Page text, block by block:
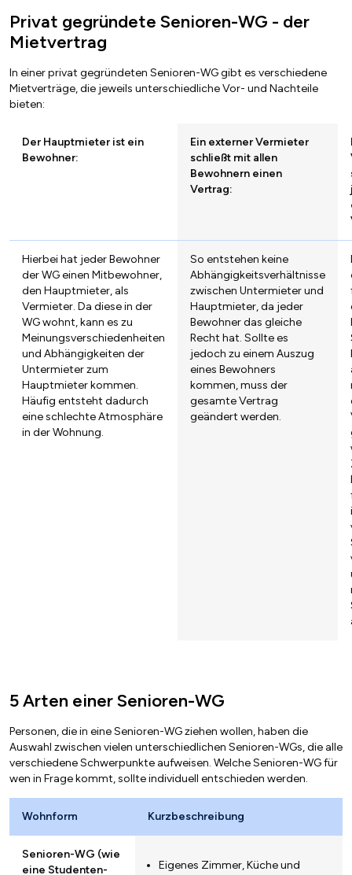
Privat gegründete Senioren-WG - der
Mietvertrag
In einer privat gegründeten Senioren-WG gibt es verschiedene
Mietverträge, die jeweils unterschiedliche Vor- und Nachteile
bieten:
Der Hauptmieter ist ein
Bewohner:
Ein externer Vermieter
schließt mit allen
Bewohnern einen
Vertrag:
Hierbei hat jeder Bewohner
der WG einen Mitbewohner,
den Hauptmieter, als
Vermieter. Da diese in der
WG wohnt, kann es zu
Meinungsverschiedenheiten
und Abhängigkeiten der
Untermieter zum
Hauptmieter kommen.
Häufig entsteht dadurch
eine schlechte Atmosphäre
in der Wohnung.
So entstehen keine
Abhängigkeitsverhältnisse
zwischen Untermieter und
Hauptmieter, da jeder
Bewohner das gleiche
Recht hat. Sollte es
jedoch zu einem Auszug
eines Bewohners
kommen, muss der
gesamte Vertrag
geändert werden.
5 Arten einer Senioren-WG
Personen, die in eine Senioren-WG ziehen wollen, haben die
Auswahl zwischen vielen unterschiedlichen Senioren-WGs, die alle
verschiedene Schwerpunkte aufweisen. Welche Senioren-WG für
wen in Frage kommt, sollte individuell entschieden werden.
Wohnform Kurzbeschreibung
Senioren-WG (wie
eine Studenten-
Eigenes Zimmer, Küche und